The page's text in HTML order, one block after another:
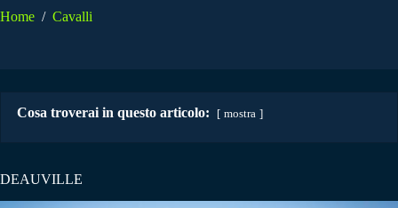
Home / Cavalli
Cosa troverai in questo articolo: mostra
DEAUVILLE